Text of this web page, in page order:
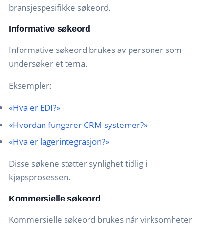
bransjespesifikke søkeord.
Informative søkeord
Informative søkeord brukes av personer som
undersøker et tema.
Eksempler:
«Hva er EDI?»
«Hvordan fungerer CRM-systemer?»
«Hva er lagerintegrasjon?»
Disse søkene støtter synlighet tidlig i
kjøpsprosessen.
Kommersielle søkeord
Kommersielle søkeord brukes når virksomheter